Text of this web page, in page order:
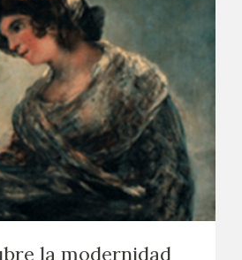
la modernidad